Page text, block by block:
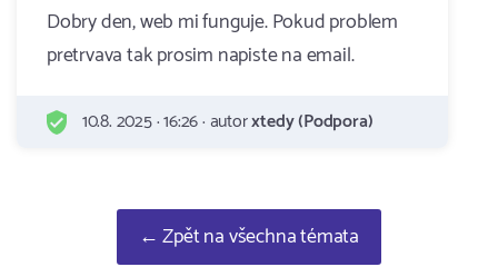
Dobry den, web mi funguje. Pokud problem
pretrvava tak prosim napiste na email.
10.8. 2025 · 16:26 · autorxtedy (Podpora)
← Zpět na všechna témata